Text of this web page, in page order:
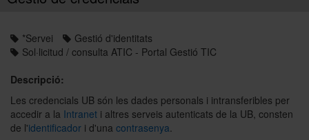
Suport a la Docència
Seguretat de les dades
*Servei
Gestió d'identitats
Sol·licitud / consulta ATIC - Portal Gestió TIC
Descripció:
Les credencials UB són les dades personals i intransferibles per
accedir a la Intranet i altres serveis autenticats de la UB, consten
de l'identificador i d'una contrasenya